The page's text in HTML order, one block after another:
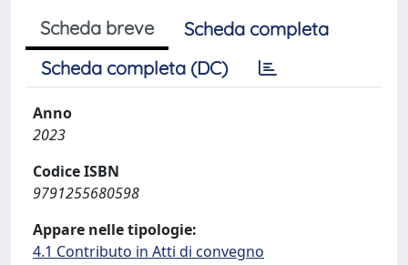
Scheda breve
Scheda completa
Scheda completa (DC)
Anno
2023
Codice ISBN
9791255680598
Appare nelle tipologie:
4.1 Contributo in Atti di convegno